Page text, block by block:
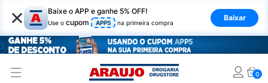
× Baixe o APP e ganhe 5% OFF!
Use o cupom APP5 na primeira compra
Baixar
0